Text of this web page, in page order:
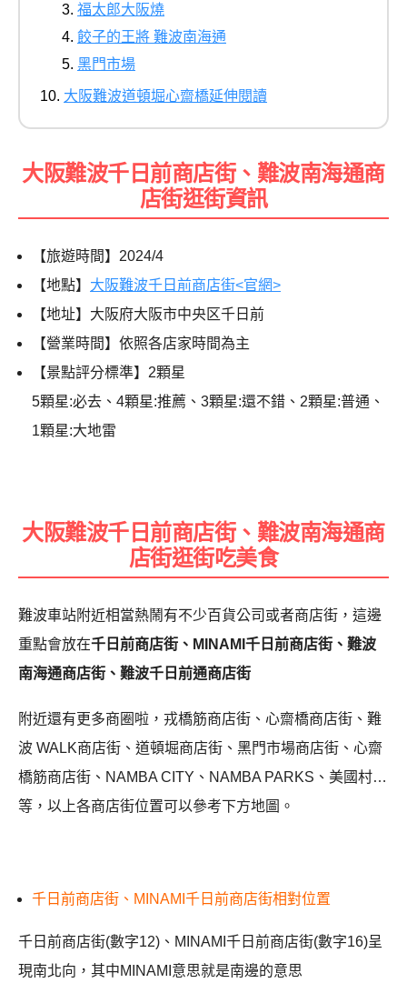
福太郎大阪燒
餃子的王將 難波南海通
黑門市場
大阪難波道頓堀心齋橋延伸閱讀
大阪難波千日前商店街、難波南海通商
店街逛街資訊
【旅遊時間】2024/4
【地點】 大阪難波千日前商店街<官網>
【地址】大阪府大阪市中央区千日前
【營業時間】依照各店家時間為主
【景點評分標準】2顆星
5顆星:必去、4顆星:推薦、3顆星:還不錯、2顆星:普通、
1顆星:大地雷
大阪難波千日前商店街、難波南海通商
店街逛街吃美食
難波車站附近相當熱鬧有不少百貨公司或者商店街，這邊
重點會放在千日前商店街、MINAMI千日前商店街、難波
南海通商店街、難波千日前通商店街
附近還有更多商圈啦，戎橋筋商店街、心齋橋商店街、難
波 WALK商店街、道頓堀商店街、黑門市場商店街、心齋
橋筋商店街、NAMBA CITY、NAMBA PARKS、美國村…
等，以上各商店街位置可以參考下方地圖。
千日前商店街、MINAMI千日前商店街相對位置
千日前商店街(數字12)、MINAMI千日前商店街(數字16)呈
現南北向，其中MINAMI意思就是南邊的意思